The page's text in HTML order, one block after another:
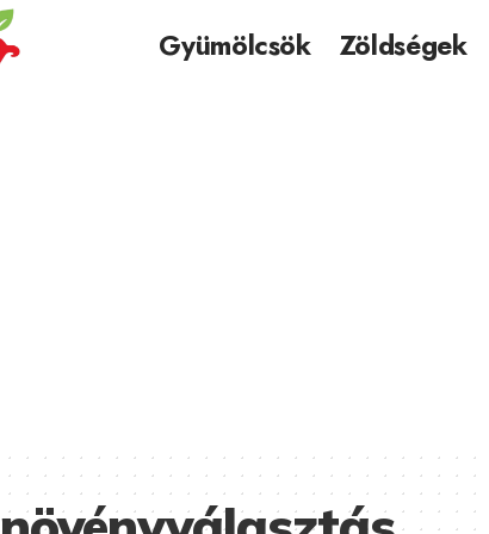
Gyümölcsök Zöldségek